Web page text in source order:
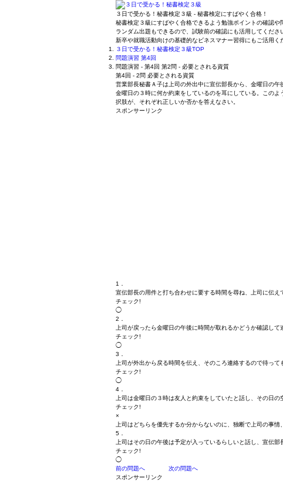
３日で受かる！秘書検定３級 - 秘書検定にすばやく合格！
秘書検定３級にすばやく合格できるよう勉強ポイントの確認や
ランダム出題もできるので、試験前の確認にも活用してくださ
新卒や就職活動向けの基礎的なビネスマナー習得にもご活用く
３日で受かる！秘書検定３級TOP
問題演習 第4回
問題演習 - 第4回 第2問 - 必要とされる資質
第4回 - 2問 必要とされる資質
営業部長秘書Ａ子は上司の外出中に宣伝部長から、金曜日の
金曜日の３時に何か約束をしているのを耳にしている。この
択肢が、それぞれ正しいか否かを答えなさい。
スポンサーリンク
1．
宣伝部長の用件と打ち合わせに要する時間を尋ね、上司に伝え
チェック!
◯
2．
上司が戻ったら金曜日の午後に時間が取れるかどうか確認して
チェック!
◯
3．
上司が外出から戻る時間を伝え、そのころ連絡するので待って
チェック!
◯
4．
上司は金曜日の３時は友人と約束をしていたと話し、その日の
チェック!
×
上司はどちらを優先するか分からないのに、独断で上司の事情
5．
上司はその日の午後は予定が入っているらしいと話し、宣伝部
チェック!
◯
前の問題へ
次の問題へ
スポンサーリンク